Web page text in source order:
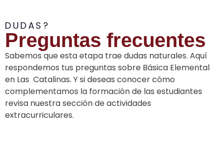
DUDAS?
Preguntas frecuentes
Sabemos que esta etapa trae dudas naturales. Aquí
respondemos tus preguntas sobre Básica Elemental
en Las Catalinas. Y si deseas conocer cómo
complementamos la formación de las estudiantes
revisa nuestra sección de actividades
extracurriculares.